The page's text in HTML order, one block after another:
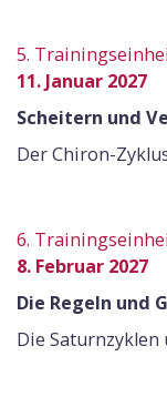
5.
11. Januar 2027
Scheitern und
Der Chiron-
6.
8. Februar 2027
Die Regeln und
Die Saturnzyklen